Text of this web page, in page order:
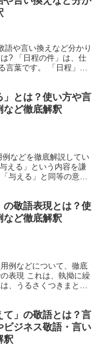
語や言い換えなど分かり
? 「日程の件」は、仕
言葉です。 「日程」は
」とは？使い方や言
など徹底解釈
例などを徹底解説してい
える」という内容を謙
与える」と同等の意味
の敬語表現とは？使
など徹底解釈
例などについて、徹底
表現 これは、執拗に繰
、うるさくつきまとっ
て」の敬語とは？言
ビジネス敬語・言い
釈